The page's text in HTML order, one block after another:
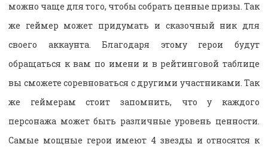
можно чаще для того, чтобы собрать ценные призы. Так
же геймер может придумать и сказочный ник для
своего аккаунта. Благодаря этому герои будут
обращаться к вам по имени и в рейтинговой таблице
вы сможете соревноваться с другими участниками. Так
же геймерам стоит запомнить, что у каждого
персонажа может быть различные уровень ценности.
Самые мощные герои имеют 4 звезды и относятся к